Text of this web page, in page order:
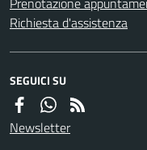
Richiesta d'assistenza
SEGUICI SU
Newsletter